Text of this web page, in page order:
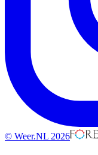
© Weer.NL 2026